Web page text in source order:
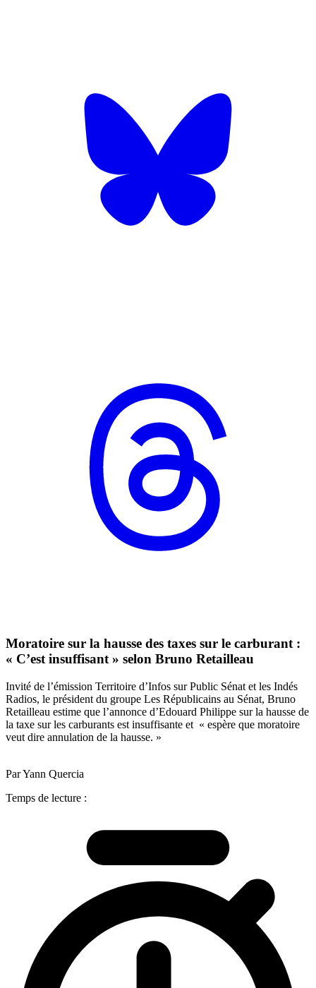
Moratoire sur la hausse des taxes sur le carburant :
« C’est insuffisant » selon Bruno Retailleau
Invité de l’émission Territoire d’Infos sur Public Sénat et les Indés
Radios, le président du groupe Les Républicains au Sénat, Bruno
Retailleau estime que l’annonce d’Edouard Philippe sur la hausse de
la taxe sur les carburants est insuffisante et « espère que moratoire
veut dire annulation de la hausse. »
Par Yann Quercia
Temps de lecture :